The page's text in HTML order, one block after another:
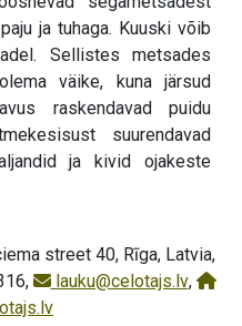
ja tuhaga. Kuuski võib
Sellistes metsades
väike, kuna järsud
raskendavad puidu
suurendavad
ja kivid ojakeste
street 40, Rīga, Latvia,
lauku@celotajs.lv,